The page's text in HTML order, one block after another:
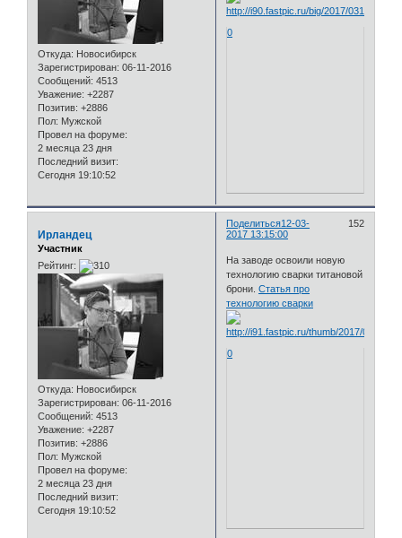
Откуда: Новосибирск
Зарегистрирован: 06-11-2016
Сообщений: 4513
Уважение: +2287
Позитив: +2886
Пол: Мужской
Провел на форуме:
2 месяца 23 дня
Последний визит:
Сегодня 19:10:52
0
Поделиться 152
12-03-
2017 13:15:00
Ирландец
Участник
Рейтинг:
Откуда: Новосибирск
Зарегистрирован: 06-11-2016
Сообщений: 4513
Уважение: +2287
Позитив: +2886
Пол: Мужской
Провел на форуме:
2 месяца 23 дня
Последний визит:
Сегодня 19:10:52
На заводе освоили новую
технологию сварки титановой
брони.Статья про
технологию сварки
0